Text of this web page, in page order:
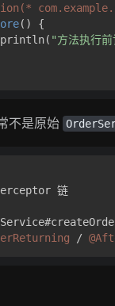
()
{
"方法执行
不是原始
链
/